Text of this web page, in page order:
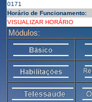
0171
Horário de Funcionamento:
VISUALIZAR HORÁRIO
Módulos: